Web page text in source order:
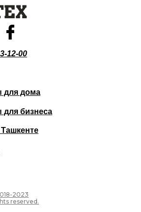
12-00
2023
reserved.
для дома
бизнеса